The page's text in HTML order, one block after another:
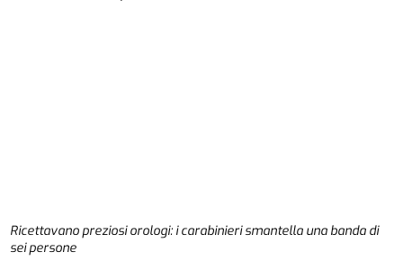
Ricettavano preziosi orologi: i carabinieri smantella una banda di
sei persone